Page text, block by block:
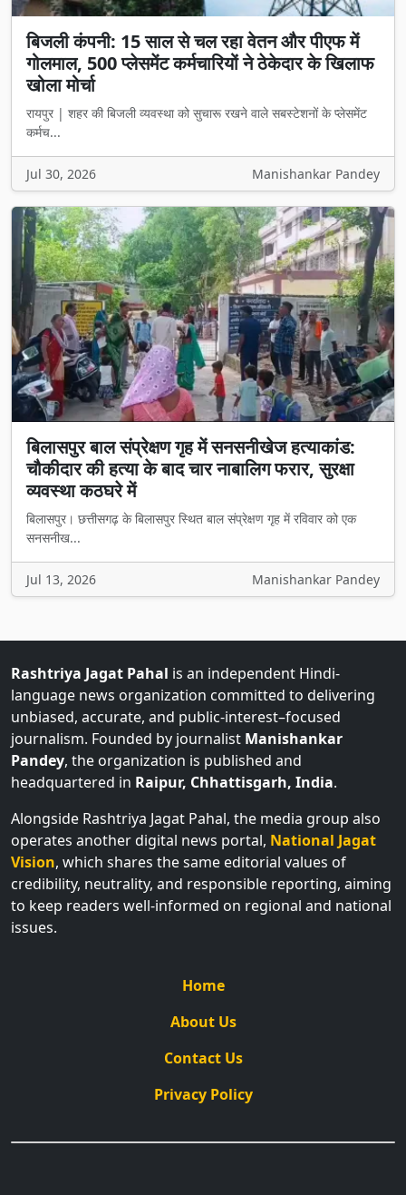
बिजली कंपनी: 15 साल से चल रहा वेतन और पीएफ में
गोलमाल, 500 प्लेसमेंट कर्मचारियों ने ठेकेदार के खिलाफ
खोला मोर्चा
रायपुर | शहर की बिजली व्यवस्था को सुचारू रखने वाले सबस्टेशनों के प्लेसमेंट
कर्मच...
Jul 30, 2026 Manishankar Pandey
बिलासपुर बाल संप्रेक्षण गृह में सनसनीखेज हत्याकांड:
चौकीदार की हत्या के बाद चार नाबालिग फरार, सुरक्षा
व्यवस्था कठघरे में
बिलासपुर। छत्तीसगढ़ के बिलासपुर स्थित बाल संप्रेक्षण गृह में रविवार को एक
सनसनीख...
Jul 13, 2026 Manishankar Pandey
Rashtriya Jagat Pahal is an independent Hindi-
language news organization committed to delivering
unbiased, accurate, and public-interest–focused
journalism. Founded by journalist Manishankar
Pandey, the organization is published and
headquartered in Raipur, Chhattisgarh, India.
Alongside Rashtriya Jagat Pahal, the media group also
operates another digital news portal, National Jagat
Vision, which shares the same editorial values of
credibility, neutrality, and responsible reporting, aiming
to keep readers well-informed on regional and national
issues.
Home
About Us
Contact Us
Privacy Policy